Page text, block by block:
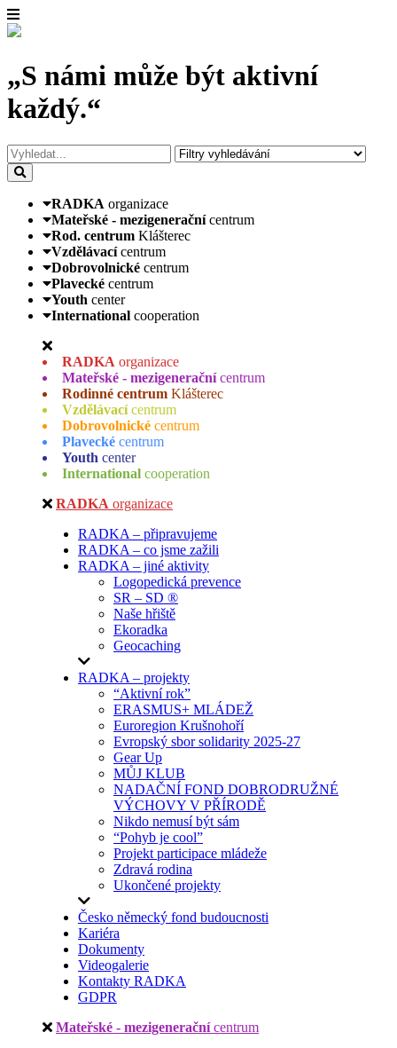
„S námi může být aktivní
každý.“
RADKA organizace
Mateřské - mezigenerační centrum
Rod. centrum Klášterec
Vzdělávací centrum
Dobrovolnické centrum
Plavecké centrum
Youth center
International cooperation
RADKA organizace
Mateřské - mezigenerační centrum
Rodinné centrum Klášterec
Vzdělávací centrum
Dobrovolnické centrum
Plavecké centrum
Youth center
International cooperation
RADKA organizace
RADKA – připravujeme
RADKA – co jsme zažili
RADKA – jiné aktivity
Logopedická prevence
SR – SD ®
Naše hřiště
Ekoradka
Geocaching
RADKA – projekty
“Aktivní rok”
ERASMUS+ MLÁDEŽ
Euroregion Krušnohoří
Evropský sbor solidarity 2025-27
Gear Up
MŮJ KLUB
NADAČNÍ FOND DOBRODRUŽNÉ
VÝCHOVY V PŘÍRODĚ
Nikdo nemusí být sám
“Pohyb je cool”
Projekt participace mládeže
Zdravá rodina
Ukončené projekty
Česko německý fond budoucnosti
Kariéra
Dokumenty
Videogalerie
Kontakty RADKA
GDPR
Mateřské - mezigenerační centrum